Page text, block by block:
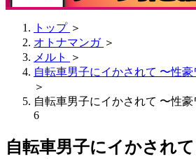
トップ ＞
オトナマンガ ＞
メルト
＞
自転車男子にイかされて 〜性
＞
自転車男子にイかされて 〜性
6
自転車男子にイかされ